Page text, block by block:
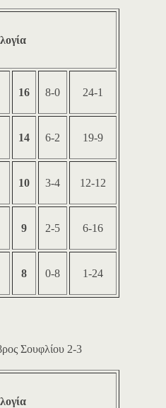
16
8-0 24-1
14
6-2 19-9
10
3-4 12-12
9
2-5 6-16
8
0-8 1-24
Σουφλίου 2-3